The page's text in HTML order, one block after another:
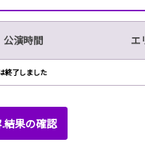
公演時間 エ
終了しました
結果の確認